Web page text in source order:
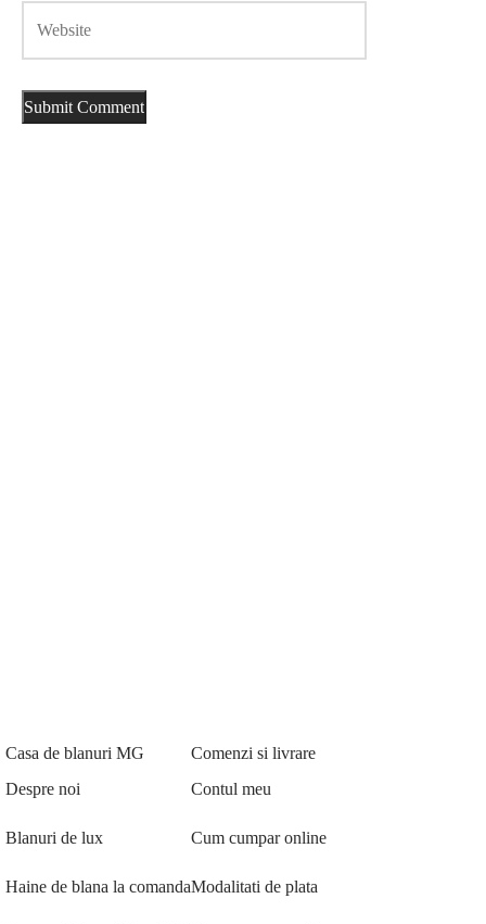
Casa de blanuri MG
Despre noi
Blanuri de lux
Haine de blana la comanda
Comenzi si livrare
Contul meu
Cum cumpar online
Modalitati de plata